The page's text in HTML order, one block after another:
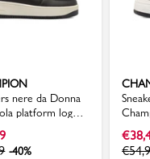
nere da Donna
platform logo
-40%
FLAP
€
€